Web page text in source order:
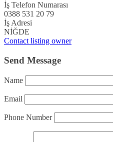
İş Telefon Numarası
0388 531 20 79
İş Adresi
NİĞDE
Contact listing owner
Send Message
Name
Email
Phone Number